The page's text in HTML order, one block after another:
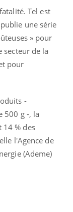
Tel est
une série
» pour
secteur de la
pour
-
500 g -, la
% des
l'Agence de
(Ademe)